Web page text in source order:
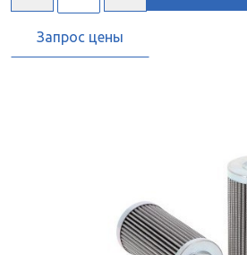
Запрос цены